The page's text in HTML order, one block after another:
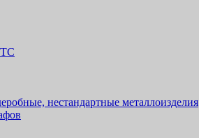
нестандартные металлоизделия